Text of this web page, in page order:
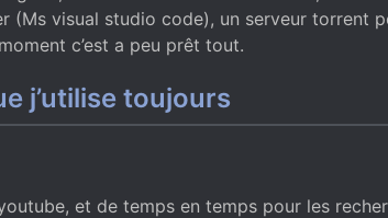
(Ms visual studio code), un serveur torrent
c’est a peu prêt tout.
j’utilise toujours
et de temps en temps pour les